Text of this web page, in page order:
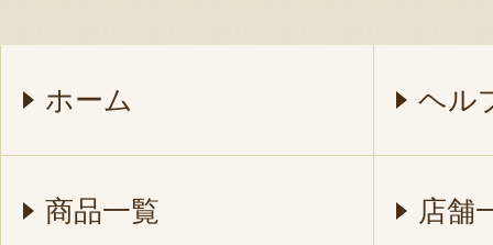
ホーム ヘル
商品一覧 店舗